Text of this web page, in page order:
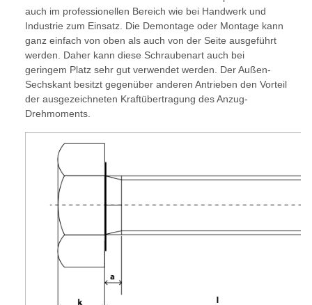
auch im professionellen Bereich wie bei Handwerk und
Industrie zum Einsatz. Die Demontage oder Montage kann
ganz einfach von oben als auch von der Seite ausgeführt
werden. Daher kann diese Schraubenart auch bei
geringem Platz sehr gut verwendet werden. Der Außen-
Sechskant besitzt gegenüber anderen Antrieben den Vorteil
der ausgezeichneten Kraftübertragung des Anzug-
Drehmoments.